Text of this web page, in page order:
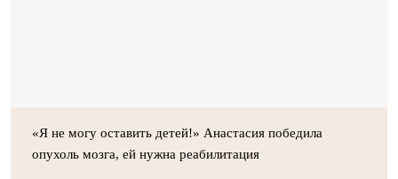
«Я не могу оставить детей!» Анастасия победила
опухоль мозга, ей нужна реабилитация